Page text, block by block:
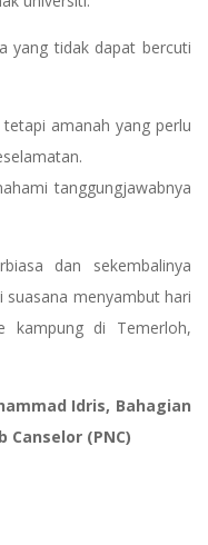
yang tidak dapat bercuti
amanah yang perlu
tanggungjawabnya
dan sekembalinya
menyambut hari
kampung di Temerloh,
Idris, Bahagian
(PNC)